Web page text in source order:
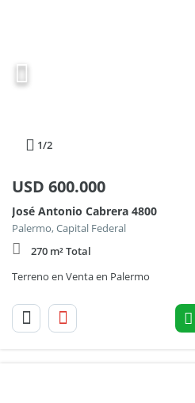
1/2
USD 600.000
José Antonio Cabrera 4800
Palermo, Capital Federal
270 m² Total
Terreno en Venta en Palermo